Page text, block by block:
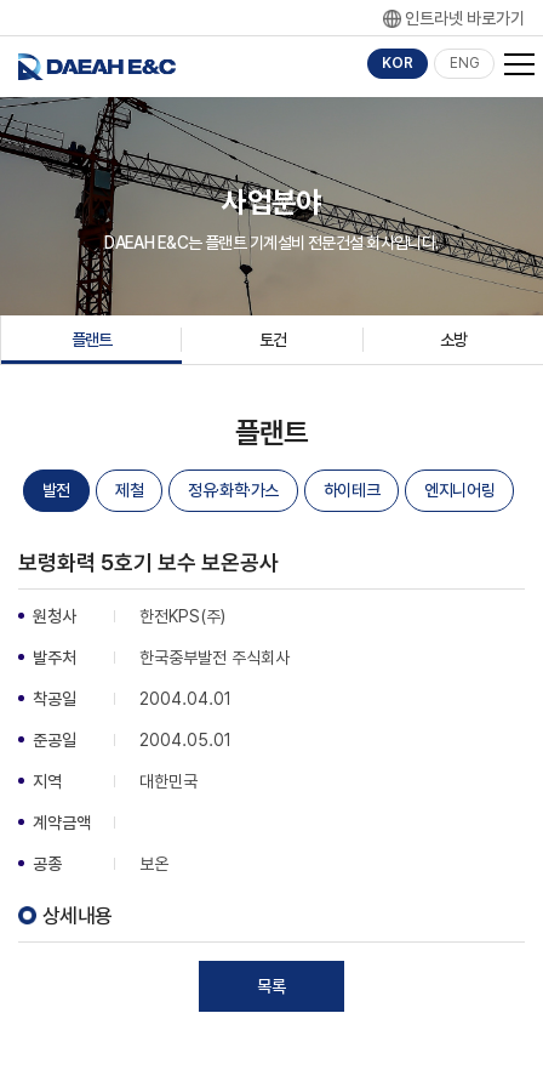
인트라넷 바로가기
KOR ENG
사업분야
DAEAH E&C는 플랜트 기계설비 전문건설 회사입니다.
플랜트 토건 소방
플랜트
발전 제철 정유·화학·가스 하이테크 엔지니어링
보령화력 5호기 보수 보온공사
원청사 한전KPS(주)
발주처 한국중부발전 주식회사
착공일 2004.04.01
준공일 2004.05.01
지역 대한민국
계약금액
공종 보온
상세내용
목록